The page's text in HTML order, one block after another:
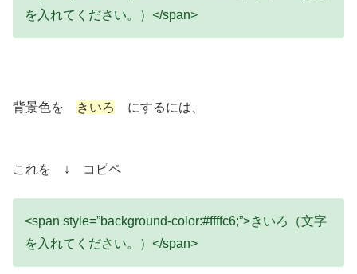
を入れてください。）</span>
背景色を きいろ にするには、
これを ↓ コピペ
<span style=”background-color:#ffffc6;”>きいろ（文字
を入れてください。）</span>